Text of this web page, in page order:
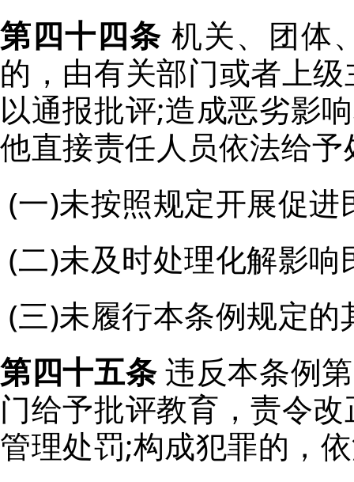
第四十四条 机关、团体
的，由有关部门或者上
以通报批评;造成恶劣影
他直接责任人员依法给予
(一)未按照规定开展促
(二)未及时处理化解影
(三)未履行本条例规定的
第四十五条违反本条例
门给予批评教育，责令
管理处罚;构成犯罪的，